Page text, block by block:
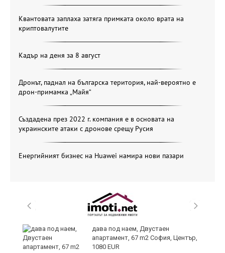
Квантовата заплаха затяга примката около врата на
криптовалутите
Кадър на деня за 8 август
Дронът, паднал на българска територия, най-вероятно е
дрон-примамка „Майя“
Създадена през 2022 г. компания е в основата на
украинските атаки с дронове срещу Русия
Енергийният бизнес на Huawei намира нови пазари
дава под наем, Двустаен
апартамент, 67 m2 София, Център,
1080 EUR